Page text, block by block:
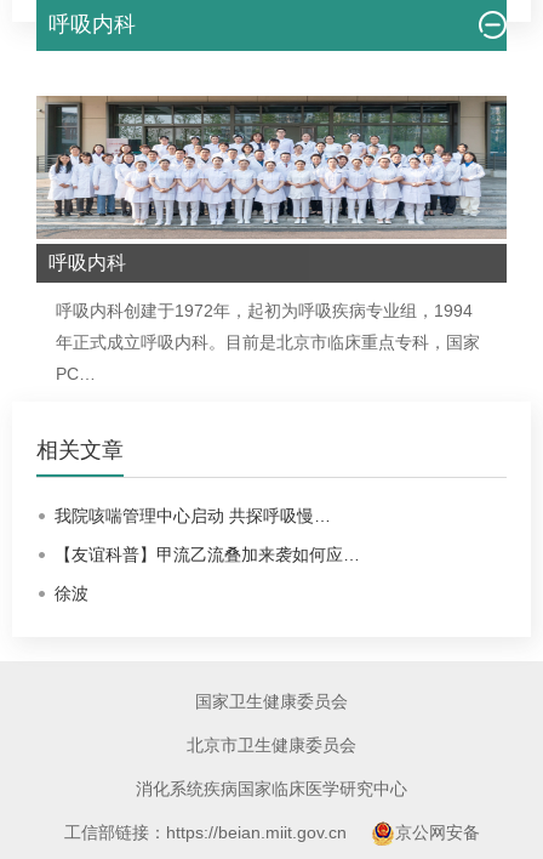
呼吸内科
呼吸内科
呼吸内科创建于1972年，起初为呼吸疾病专业组，1994
年正式成立呼吸内科。目前是北京市临床重点专科，国家
PC…
相关文章
我院咳喘管理中心启动 共探呼吸慢…
【友谊科普】甲流乙流叠加来袭如何应…
徐波
国家卫生健康委员会
北京市卫生健康委员会
消化系统疾病国家临床医学研究中心
工信部链接：https://beian.miit.gov.cn 京公网安备